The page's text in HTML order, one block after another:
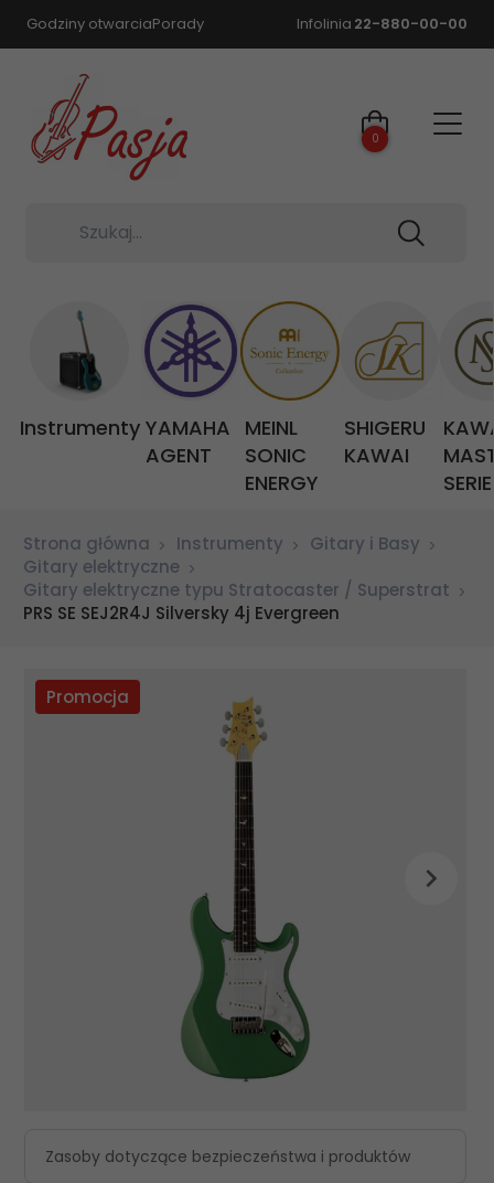
Godziny otwarciaPorady Infolinia 22-880-00-00
Szukaj...
0
Instrumenty YAMAHA
AGENT
MEINL
SONIC
ENERGY
SHIGERU
KAWAI
Strona główna Instrumenty
Gitary i Basy
Gitary elektryczne
Gitary elektryczne typu Stratocaster / Superstrat
PRS SE SEJ2R4J Silversky 4j Evergreen
Promocja
Zasoby dotyczące bezpieczeństwa i produktów